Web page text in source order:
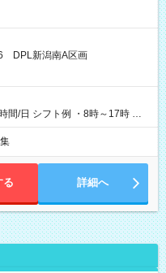
途支給 ※深夜割増賃金 (22:00～
】試用期間
形態、給与は本採用時と同じ
DPL新潟南A区画
間/日 シフト例 ・8時～17時 ・
る 詳細へ